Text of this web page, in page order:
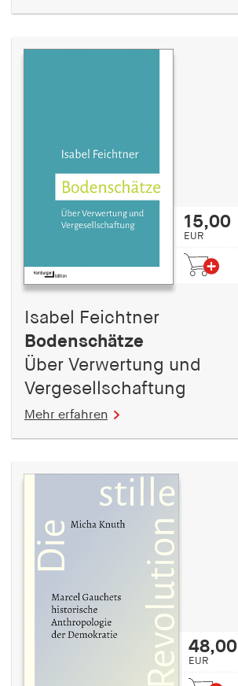
15,00
EUR
Isabel Feichtner
Bodenschätze
Über Verwertung und
Vergesellschaftung
Mehr erfahren
48,00
EUR